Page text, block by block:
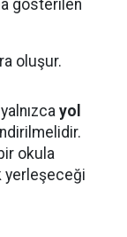
gösterilen
oluşur.
yol
okula
yerleşeceği